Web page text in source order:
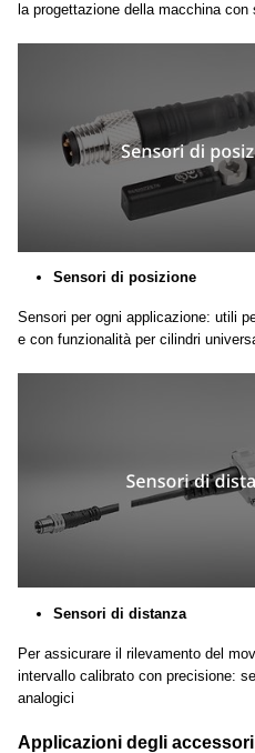
la progettazione della macchina con
Sensori di posizione
Sensori per ogni applicazione: utili
e con funzionalità per cilindri
Sensori di distanza
Per assicurare il rilevamento del
intervallo calibrato con precisione:
analogici
Applicazioni degli